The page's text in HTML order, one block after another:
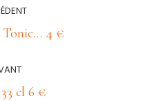
Article
:
Tonic… 4 €
Article
cl 6 €